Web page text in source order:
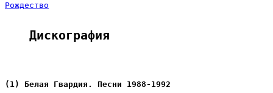
Рождество
Дискография
(1) Белая Гвардия. Песни 1988-1992